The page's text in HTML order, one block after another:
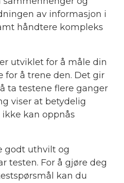
av informasjon i
håndtere kompleks
utviklet for å måle din
for å trene den. Det gir
ta testene flere ganger
viser at betydelig
kan oppnås
godt uthvilt og
testen. For å gjøre deg
kan du